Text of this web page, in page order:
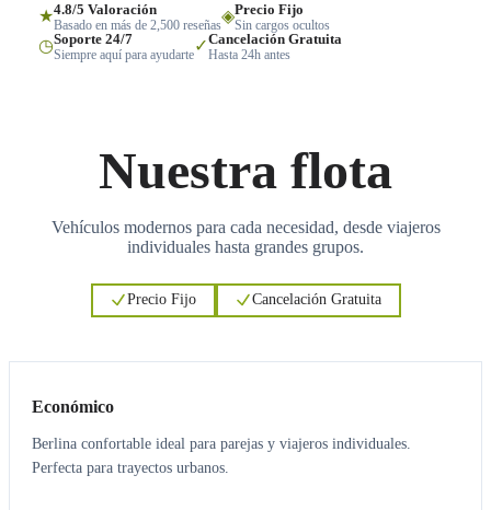
★4.8/5 Valoración
Basado en más de 2,500 reseñas◈Precio Fijo
Sin cargos ocultos
◷Soporte 24/7
Siempre aquí para ayudarte✓Cancelación Gratuita
Hasta 24h antes
Nuestra flota
Vehículos modernos para cada necesidad, desde viajeros
individuales hasta grandes grupos.
Precio Fijo Cancelación Gratuita
Económico
Berlina confortable ideal para parejas y viajeros individuales.
Perfecta para trayectos urbanos.